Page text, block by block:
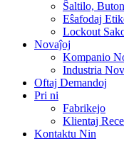
Ŝaltilo,
Eŝafodaj
Lockout
Novaĵoj
Kompanio
Industria
Oftaj Demandoj
Pri ni
Fabrikejo
Klientaj
Kontaktu Nin